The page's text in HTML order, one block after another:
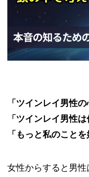
「ツインレイ男性
「ツインレイ男性
「もっと私のこと
女性からすると男